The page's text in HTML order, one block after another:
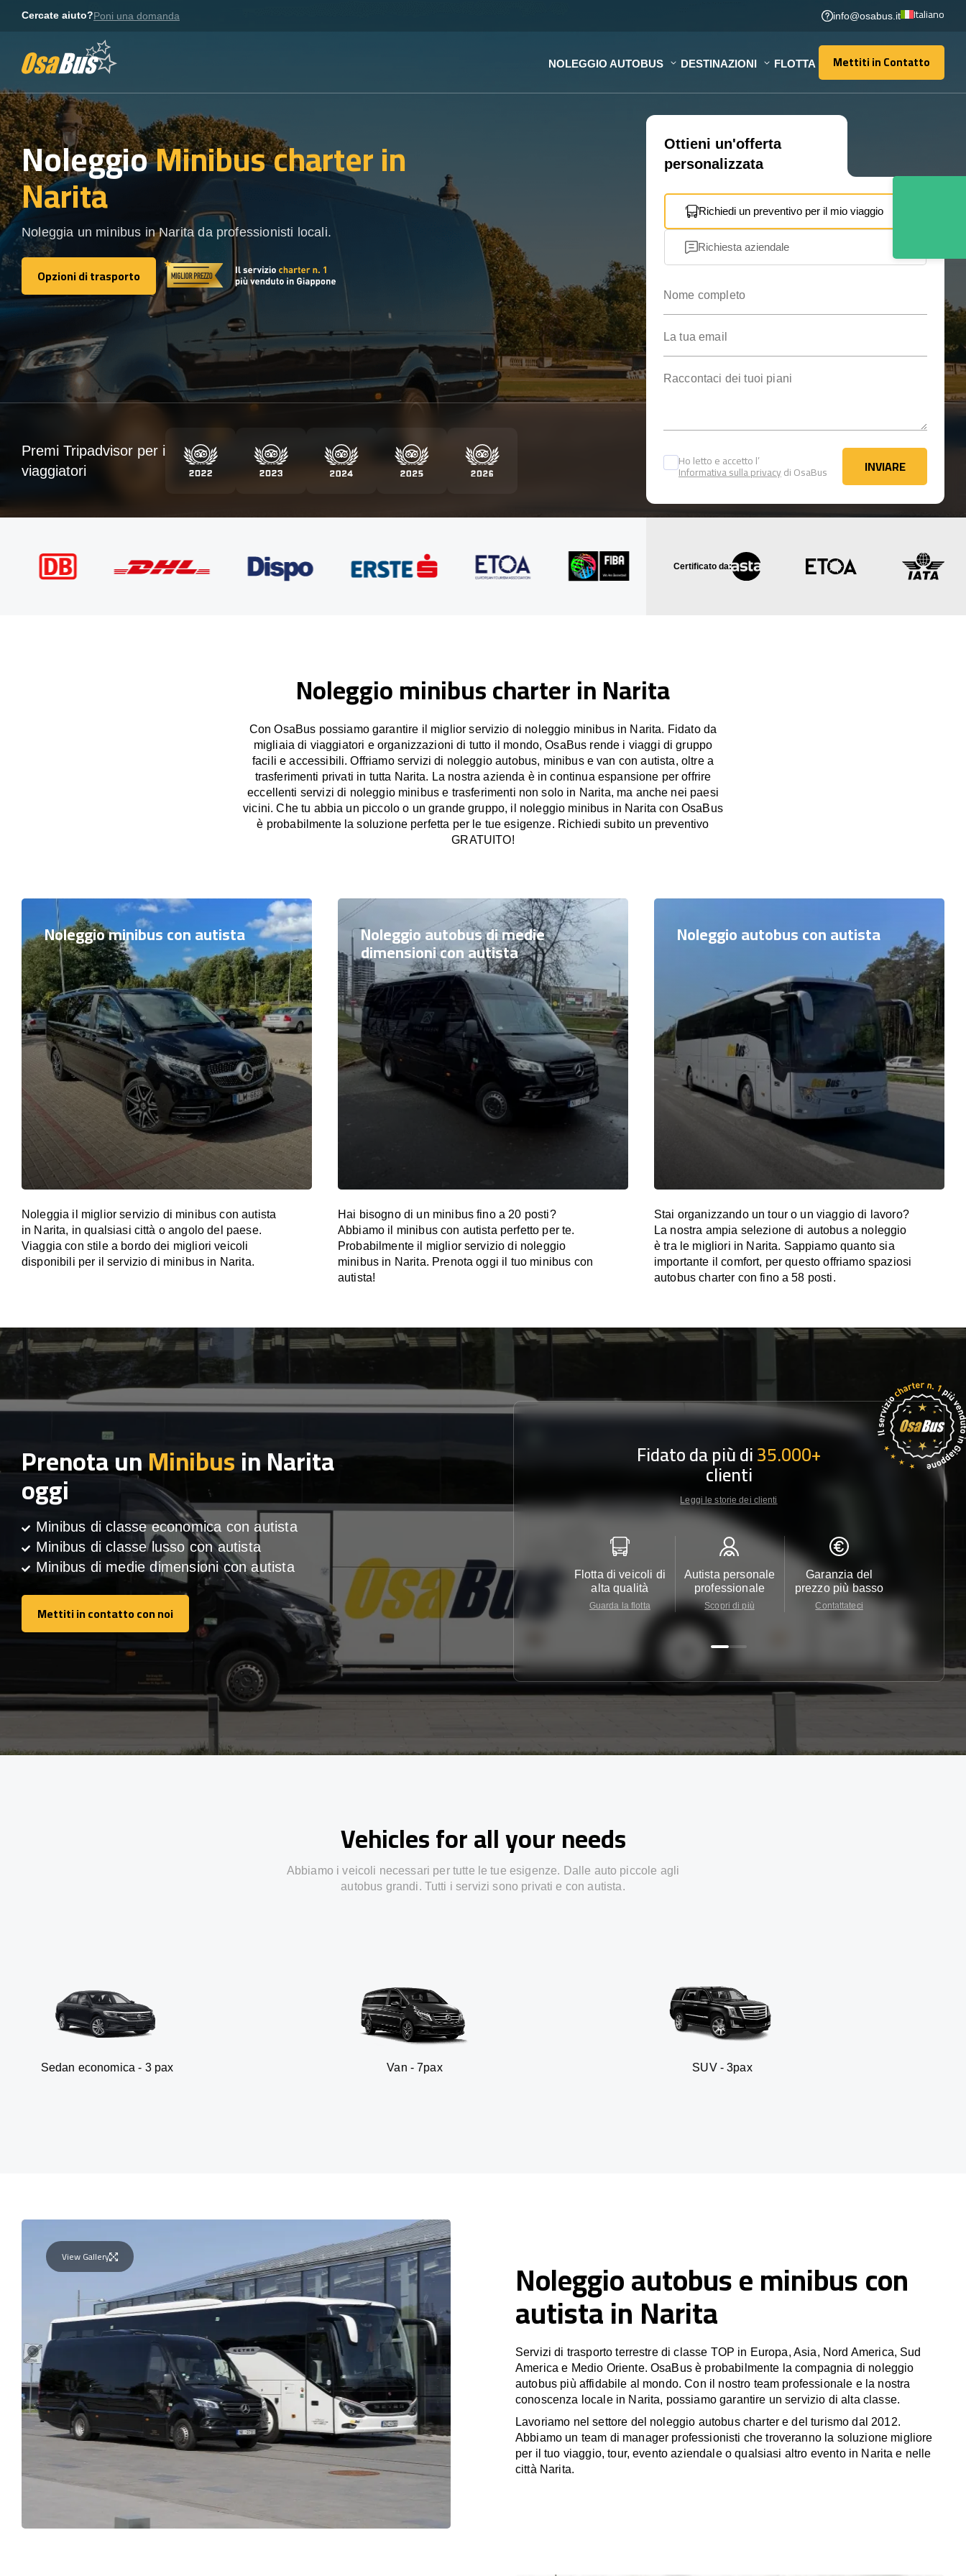
Cercate aiuto?Poni una domanda info@osabus.it Italiano
NOLEGGIO AUTOBUS DESTINAZIONI FLOTTA Mettiti in Contatto
Mettiti in Contatto
NoleggioMinibus charterin
Narita
Noleggia un minibus in Narita da professionisti locali.
Opzioni di trasporto
Opzioni di trasporto
Ottieni un'offerta
personalizzata
Richiedi un preventivo per il mio viaggio
Richiesta aziendale
Ho letto e accetto l’
Informativa sulla privacydi OsaBus INVIARE
INVIARE
Premi Tripadvisor per i
viaggiatori
Certificato da:
Noleggio minibus charter in Narita
Con OsaBus possiamo garantire il miglior servizio di noleggio minibus in Narita. Fidato da
migliaia di viaggiatori e organizzazioni di tutto il mondo, OsaBus rende i viaggi di gruppo
facili e accessibili. Offriamo servizi di noleggio autobus, minibus e van con autista, oltre a
trasferimenti privati in tutta Narita. La nostra azienda è in continua espansione per offrire
eccellenti servizi di noleggio minibus e trasferimenti non solo in Narita, ma anche nei paesi
vicini. Che tu abbia un piccolo o un grande gruppo, il noleggio minibus in Narita con OsaBus
è probabilmente la soluzione perfetta per le tue esigenze. Richiedi subito un preventivo
GRATUITO!
Noleggio minibus con autista
Noleggia il miglior servizio di minibus con autista
in Narita, in qualsiasi città o angolo del paese.
Viaggia con stile a bordo dei migliori veicoli
disponibili per il servizio di minibus in Narita.
Noleggio autobus di medie
dimensioni con autista
Hai bisogno di un minibus fino a 20 posti?
Abbiamo il minibus con autista perfetto per te.
Probabilmente il miglior servizio di noleggio
minibus in Narita. Prenota oggi il tuo minibus con
autista!
Noleggio autobus con autista
Stai organizzando un tour o un viaggio di lavoro?
La nostra ampia selezione di autobus a noleggio
è tra le migliori in Narita. Sappiamo quanto sia
importante il comfort, per questo offriamo spaziosi
autobus charter con fino a 58 posti.
Prenota unMinibusin Narita
oggi
Minibus di classe economica con autista
Minibus di classe lusso con autista
Minibus di medie dimensioni con autista
Mettiti in contatto con noi
Mettiti in contatto con noi
Fidato da più di35.000+
clienti
Leggi le storie dei clienti
Flotta di veicoli di
alta qualità
Guarda la flotta
Autista personale
professionale
Scopri di più
Garanzia del
prezzo più basso
Contattateci
Vehicles for all your needs
Abbiamo i veicoli necessari per tutte le tue esigenze. Dalle auto piccole agli
autobus grandi. Tutti i servizi sono privati e con autista.
- 3 pax
View Gallery Noleggio autobus e minibus con
autista in Narita
Servizi di trasporto terrestre di classe TOP in Europa, Asia, Nord America, Sud
America e Medio Oriente. OsaBus è probabilmente la compagnia di noleggio
autobus più affidabile al mondo. Con il nostro team professionale e la nostra
conoscenza locale in Narita, possiamo garantire un servizio di alta classe.
Lavoriamo nel settore del noleggio autobus charter e del turismo dal 2012.
Abbiamo un team di manager professionisti che troveranno la soluzione migliore
per il tuo viaggio, tour, evento aziendale o qualsiasi altro evento in Narita e nelle
città Narita.